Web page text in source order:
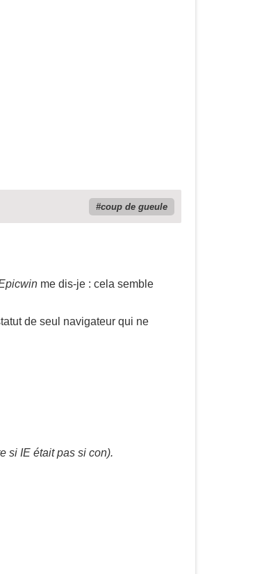
coup de gueule
me dis-je : cela semble
de seul navigateur qui ne
si IE était pas si con).